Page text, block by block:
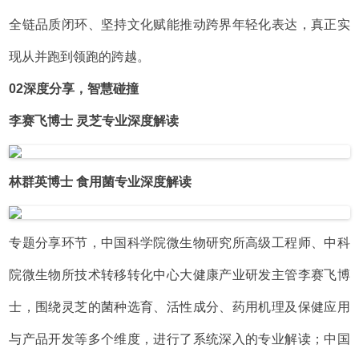
全链品质闭环、坚持文化赋能推动跨界年轻化表达，真正实
现从并跑到领跑的跨越。
02深度分享，智慧碰撞
李赛飞博士 灵芝专业深度解读
林群英博士 食用菌专业深度解读
专题分享环节，中国科学院微生物研究所高级工程师、中科
院微生物所技术转移转化中心大健康产业研发主管李赛飞博
士，围绕灵芝的菌种选育、活性成分、药用机理及保健应用
与产品开发等多个维度，进行了系统深入的专业解读；中国